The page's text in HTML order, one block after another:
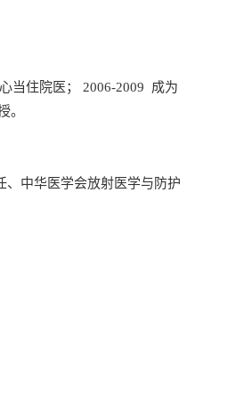
当住院医； 2006-2009 成为
。
、中华医学会放射医学与防护